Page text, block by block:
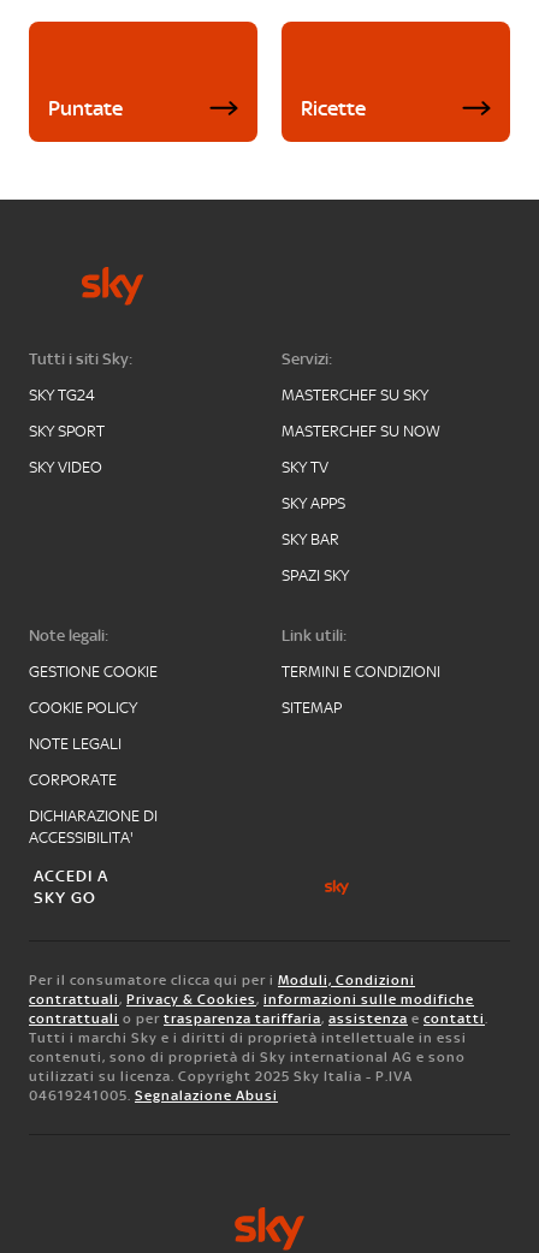
Puntate Ricette
Tutti i siti Sky:
SKY TG24
SKY SPORT
SKY VIDEO
Servizi:
MASTERCHEF SU SKY
MASTERCHEF SU NOW
SKY TV
SKY APPS
SKY BAR
SPAZI SKY
Note legali:
GESTIONE COOKIE
COOKIE POLICY
NOTE LEGALI
CORPORATE
DICHIARAZIONE DI
ACCESSIBILITA'
Link utili:
TERMINI E CONDIZIONI
SITEMAP
ACCEDI A
SKY GO
Per il consumatore clicca qui per i Moduli, Condizioni
contrattuali, Privacy & Cookies, informazioni sulle modifiche
contrattuali o per trasparenza tariffaria, assistenza e contatti.
Tutti i marchi Sky e i diritti di proprietà intellettuale in essi
contenuti, sono di proprietà di Sky international AG e sono
utilizzati su licenza. Copyright 2025 Sky Italia - P.IVA
04619241005. Segnalazione Abusi